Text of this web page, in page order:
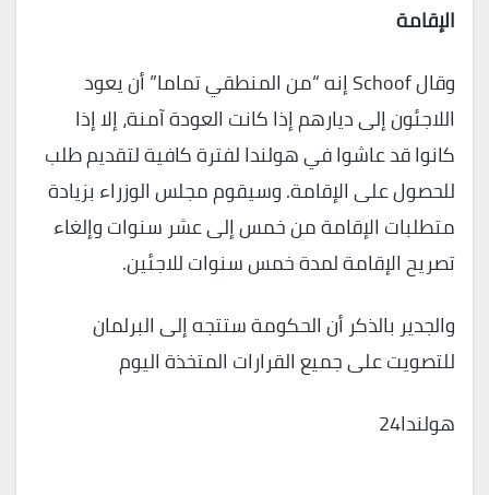
الإقامة
وقال Schoof إنه “من المنطقي تماما” أن يعود
اللاجئون إلى ديارهم إذا كانت العودة آمنة، إلا إذا
كانوا قد عاشوا في هولندا لفترة كافية لتقديم طلب
للحصول على الإقامة. وسيقوم مجلس الوزراء بزيادة
متطلبات الإقامة من خمس إلى عشر سنوات وإلغاء
تصريح الإقامة لمدة خمس سنوات للاجئين.
والجدير بالذكر أن الحكومة ستتجه إلى البرلمان
للتصويت على جميع القرارات المتخذة اليوم
هولندا24